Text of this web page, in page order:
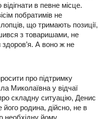
в певне місце.
побратимів не
що тримають позиції,
з товаришами, не
А воно ж не
про підтримку
Миколаївна у відчаї
складну ситуацію, Денис
родина, дійсно, не в
необхідну йому